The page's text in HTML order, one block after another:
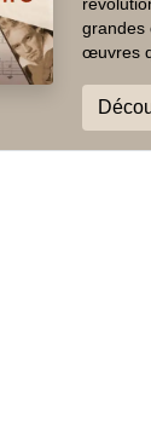
grandes
œuvres